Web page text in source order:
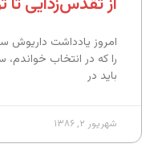
امروز یادداشت داریوش
را که در انتخاب
باید در
شهریور ۲, ۱۳۸۶